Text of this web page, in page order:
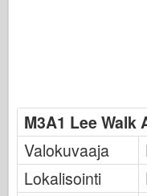
M3A1 Lee Walk
Valokuvaaja
Lokalisointi